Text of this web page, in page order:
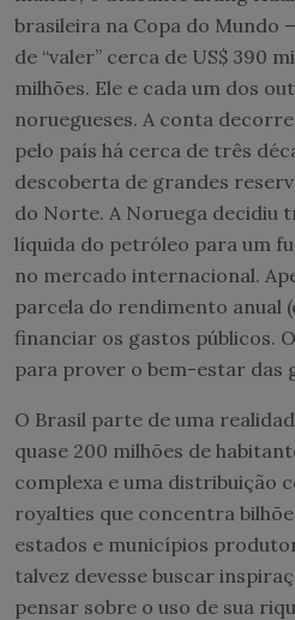
brasileira na Copa do Mundo
de “valer” cerca de US$ 390
milhões. Ele e cada um dos
noruegueses. A conta
pelo país há cerca de três
descoberta de grandes
do Norte. A Noruega decidiu
líquida do petróleo para um
no mercado internacional.
parcela do rendimento anual
financiar os gastos públicos.
para prover o bem-estar das
O Brasil parte de uma
quase 200 milhões de
complexa e uma distribuição
royalties que concentra
estados e municípios
talvez devesse buscar
pensar sobre o uso de sua